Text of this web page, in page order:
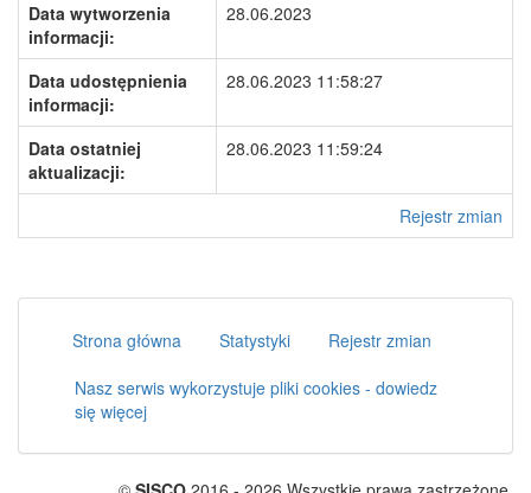
Data wytworzenia
informacji:
28.06.2023
Data udostępnienia
informacji:
28.06.2023 11:58:27
Data ostatniej
aktualizacji:
28.06.2023 11:59:24
Rejestr zmian
Strona główna Statystyki
Rejestr zmian
Nasz serwis wykorzystuje pliki cookies - dowiedz
się więcej